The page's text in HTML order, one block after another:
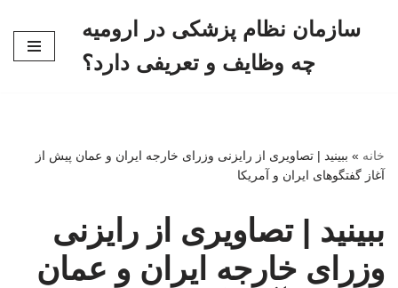
سازمان نظام پزشکی در ارومیه
چه وظایف و تعریفی دارد؟
خانه » ببینید | تصاویری از رایزنی وزرای خارجه ایران و عمان پیش از
آغاز گفتگوهای ایران و آمریکا
ببینید | تصاویری از رایزنی
وزرای خارجه ایران و عمان